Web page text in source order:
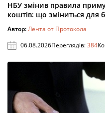
НБУ змінив правила
коштів: що зміниться для
Автор:Лента от Протокола
06.08.2026Переглядів:384